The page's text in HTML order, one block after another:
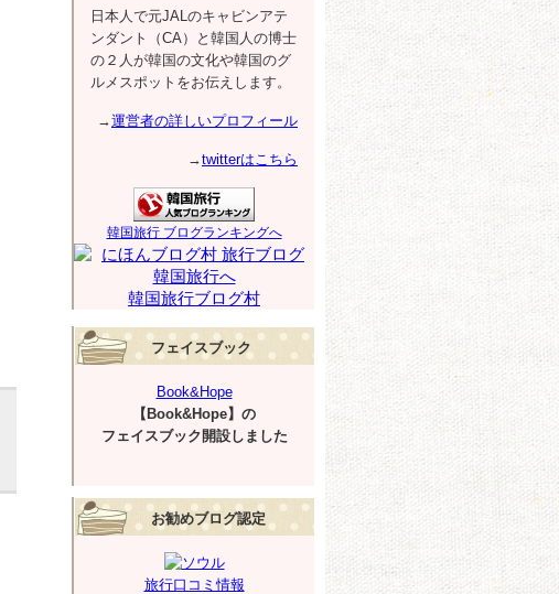
日本人で元JALのキャビンアテ
ンダント（CA）と韓国人の博士
の２人が韓国の文化や韓国のグ
ルメスポットをお伝えします。
→運営者の詳しいプロフィール
→twitterはこちら
韓国旅行 ブログランキングへ
韓国旅行ブログ村
フェイスブック
Book&Hope
【Book&Hope】の
フェイスブック開設しました
お勧めブログ認定
旅行口コミ情報